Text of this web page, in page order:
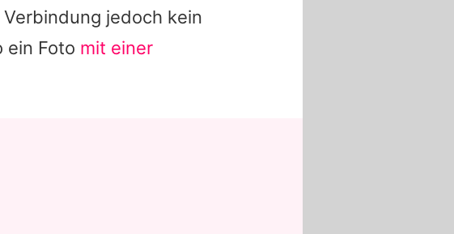
jedoch kein
ein Foto mit einer